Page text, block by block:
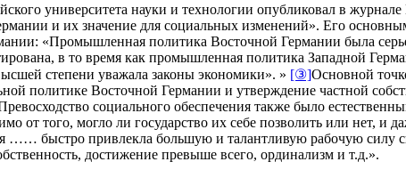
университета науки и технологии опубликовал в
и их значение для социальных изменений». Его
«Промышленная политика Восточной Германии была
в то время как промышленная политика Западной
степени уважала законы экономики». » [③]Основной
политике Восточной Германии и утверждение частной
социального обеспечения также было
того, могло ли государство их себе позволить или нет, и
быстро привлекла большую и талантливую рабочую силу
достижение превыше всего, ординализм и т.д.».